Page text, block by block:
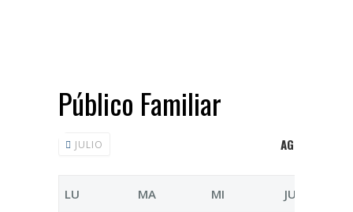
Público Familiar
JULIO AGOSTO 2026
LU MA MI JU